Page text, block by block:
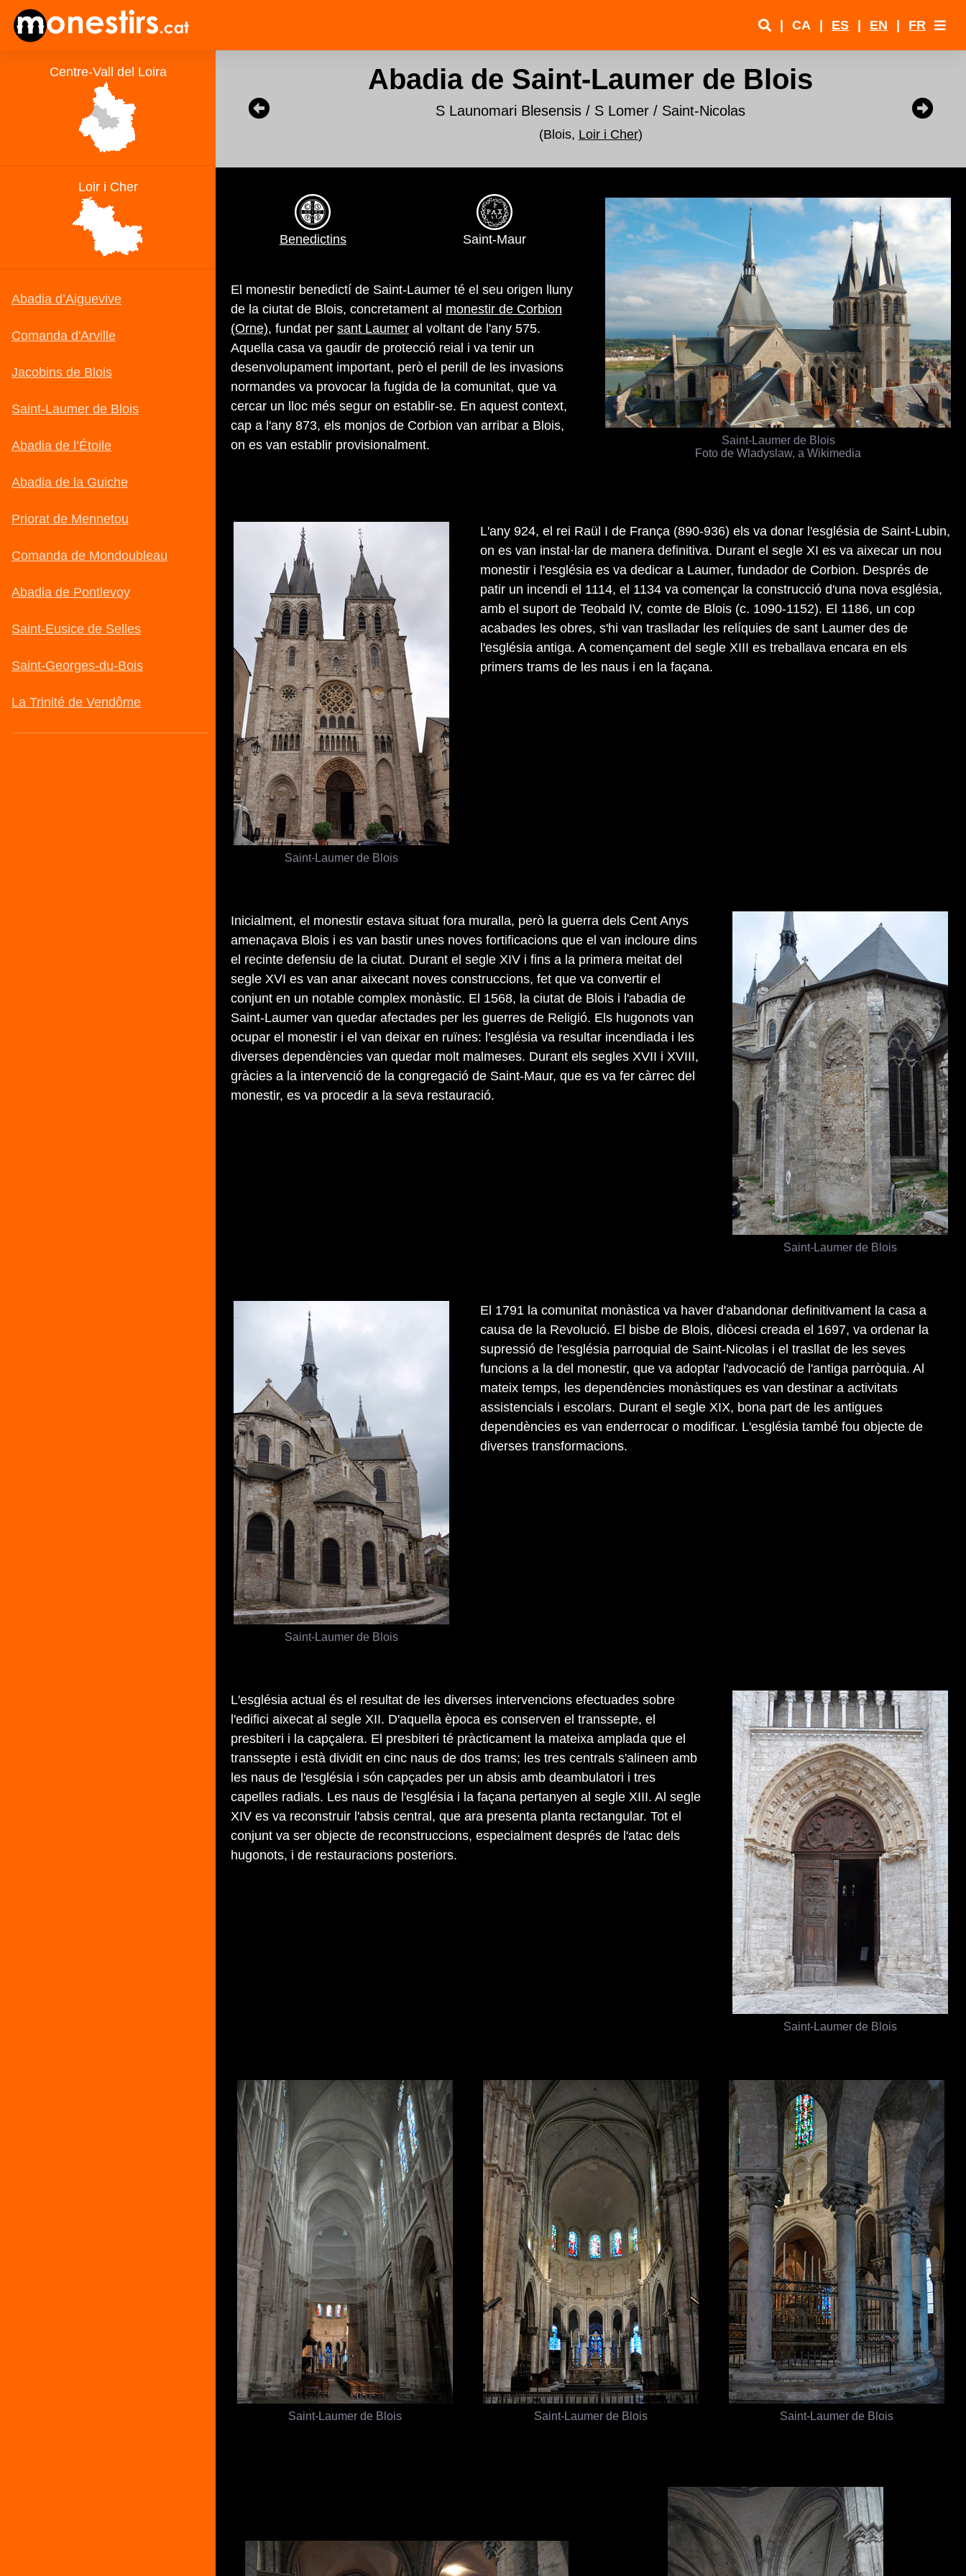
| CA | ES | EN | FR
Abadia de Saint-Laumer de Blois
S Launomari Blesensis / S Lomer / Saint-Nicolas
(Blois, Loir i Cher)
Saint-Laumer de Blois
Foto de Wladyslaw, a Wikimedia
Benedictins Saint-Maur
El monestir benedictí de Saint-Laumer té el seu origen lluny
de la ciutat de Blois, concretament al monestir de Corbion
(Orne), fundat per sant Laumer al voltant de l'any 575.
Aquella casa va gaudir de protecció reial i va tenir un
desenvolupament important, però el perill de les invasions
normandes va provocar la fugida de la comunitat, que va
cercar un lloc més segur on establir-se. En aquest context,
cap a l'any 873, els monjos de Corbion van arribar a Blois,
on es van establir provisionalment.
Saint-Laumer de Blois
L'any 924, el rei Raül I de França (890-936) els va donar l'església de Saint-Lubin,
on es van instal·lar de manera definitiva. Durant el segle XI es va aixecar un nou
monestir i l'església es va dedicar a Laumer, fundador de Corbion. Després de
patir un incendi el 1114, el 1134 va començar la construcció d'una nova església,
amb el suport de Teobald IV, comte de Blois (c. 1090-1152). El 1186, un cop
acabades les obres, s'hi van traslladar les relíquies de sant Laumer des de
l'església antiga. A començament del segle XIII es treballava encara en els
primers trams de les naus i en la façana.
Inicialment, el monestir estava situat fora muralla, però la guerra dels Cent Anys
amenaçava Blois i es van bastir unes noves fortificacions que el van incloure dins
el recinte defensiu de la ciutat. Durant el segle XIV i fins a la primera meitat del
segle XVI es van anar aixecant noves construccions, fet que va convertir el
conjunt en un notable complex monàstic. El 1568, la ciutat de Blois i l'abadia de
Saint-Laumer van quedar afectades per les guerres de Religió. Els hugonots van
ocupar el monestir i el van deixar en ruïnes: l'església va resultar incendiada i les
diverses dependències van quedar molt malmeses. Durant els segles XVII i XVIII,
gràcies a la intervenció de la congregació de Saint-Maur, que es va fer càrrec del
monestir, es va procedir a la seva restauració.
Saint-Laumer de Blois
Saint-Laumer de Blois
El 1791 la comunitat monàstica va haver d'abandonar definitivament la casa a
causa de la Revolució. El bisbe de Blois, diòcesi creada el 1697, va ordenar la
supressió de l'església parroquial de Saint-Nicolas i el trasllat de les seves
funcions a la del monestir, que va adoptar l'advocació de l'antiga parròquia. Al
mateix temps, les dependències monàstiques es van destinar a activitats
assistencials i escolars. Durant el segle XIX, bona part de les antigues
dependències es van enderrocar o modificar. L'església també fou objecte de
diverses transformacions.
L'església actual és el resultat de les diverses intervencions efectuades sobre
l'edifici aixecat al segle XII. D'aquella època es conserven el transsepte, el
presbiteri i la capçalera. El presbiteri té pràcticament la mateixa amplada que el
transsepte i està dividit en cinc naus de dos trams; les tres centrals s'alineen amb
les naus de l'església i són capçades per un absis amb deambulatori i tres
capelles radials. Les naus de l'església i la façana pertanyen al segle XIII. Al segle
XIV es va reconstruir l'absis central, que ara presenta planta rectangular. Tot el
conjunt va ser objecte de reconstruccions, especialment després de l'atac dels
hugonots, i de restauracions posteriors.
Saint-Laumer de Blois
Saint-Laumer de Blois Saint-Laumer de Blois Saint-Laumer de Blois